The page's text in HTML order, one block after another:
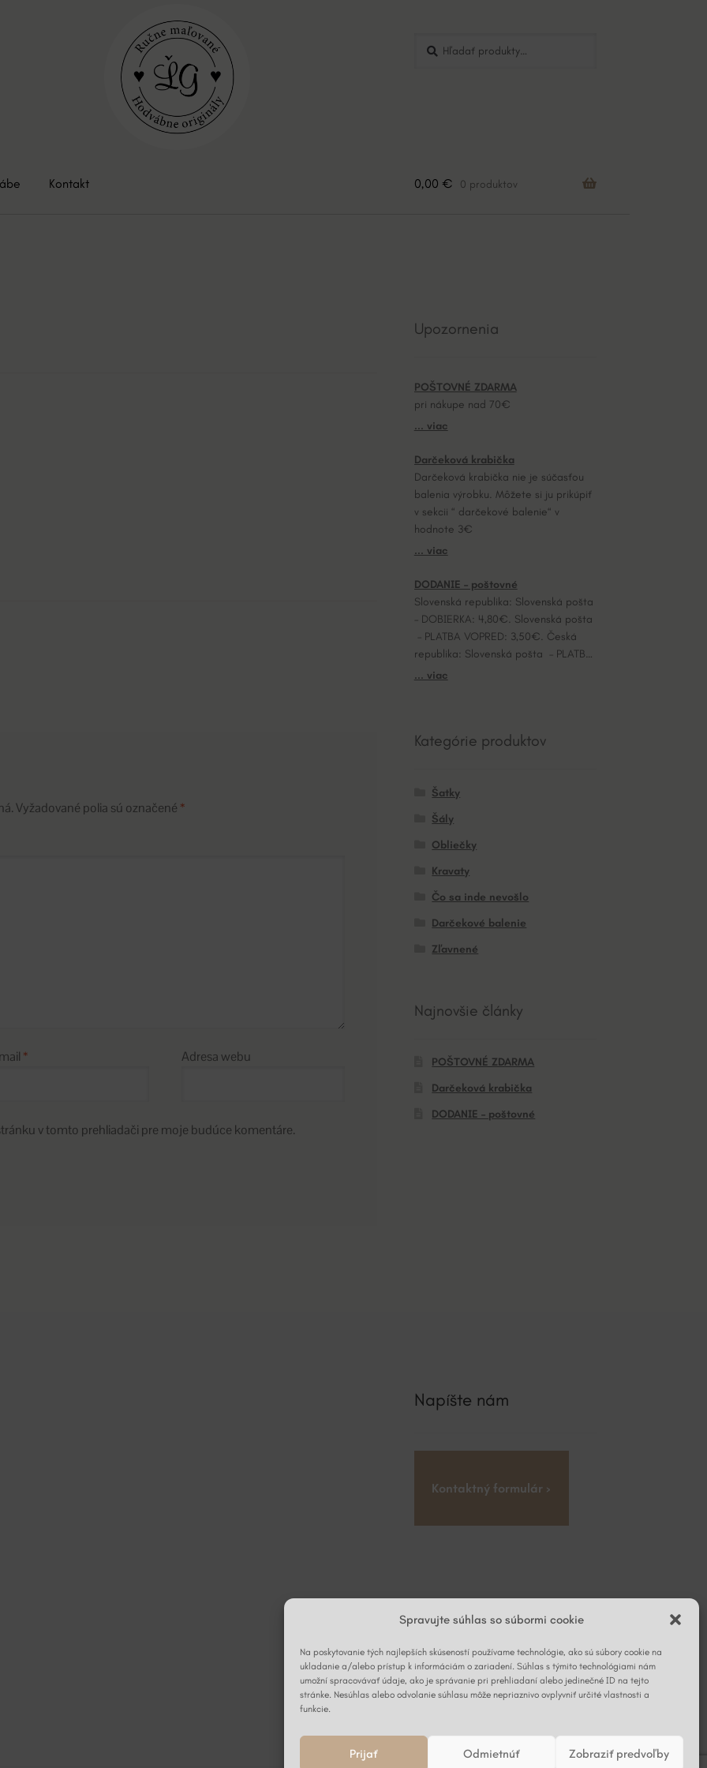
Spravujte súhlas so súbormi cookie
Na poskytovanie tých najlepších skúseností používame technológie, ako sú súbory cookie na
ukladanie a/alebo prístup k informáciám o zariadení. Súhlas s týmito technológiami nám
umožní spracovávať údaje, ako je správanie pri prehliadaní alebo jedinečné ID na tejto
stránke. Nesúhlas alebo odvolanie súhlasu môže nepriaznivo ovplyvniť určité vlastnosti a
funkcie.
Prijať Odmietnúť Zobraziť predvoľby
Kontakt 0,00 € 0 produktov
Vyžadované polia sú označené *
* Adresa webu
v tomto prehliadači pre moje budúce komentáre.
Upozornenia
POŠTOVNÉ ZDARMA
pri nákupe nad 70€
... viac
Darčeková krabička
Darčeková krabička nie je súčasťou
balenia výrobku. Môžete si ju prikúpiť
v sekcii “ darčekové balenie“ v
hodnote 3€
... viac
DODANIE – poštovné
Slovenská republika: Slovenská pošta
– DOBIERKA: 4,80€. Slovenská pošta
– PLATBA VOPRED: 3,50€. Česká
republika: Slovenská pošta – PLATBA
VOPRED: 7,20€.
... viac
Kategórie produktov
Šatky
Šály
Obliečky
Kravaty
Čo sa inde nevošlo
Darčekové balenie
Zľavnené
Najnovšie články
POŠTOVNÉ ZDARMA
Darčeková krabička
DODANIE – poštovné
Napíšte nám
Kontaktný formulár ›